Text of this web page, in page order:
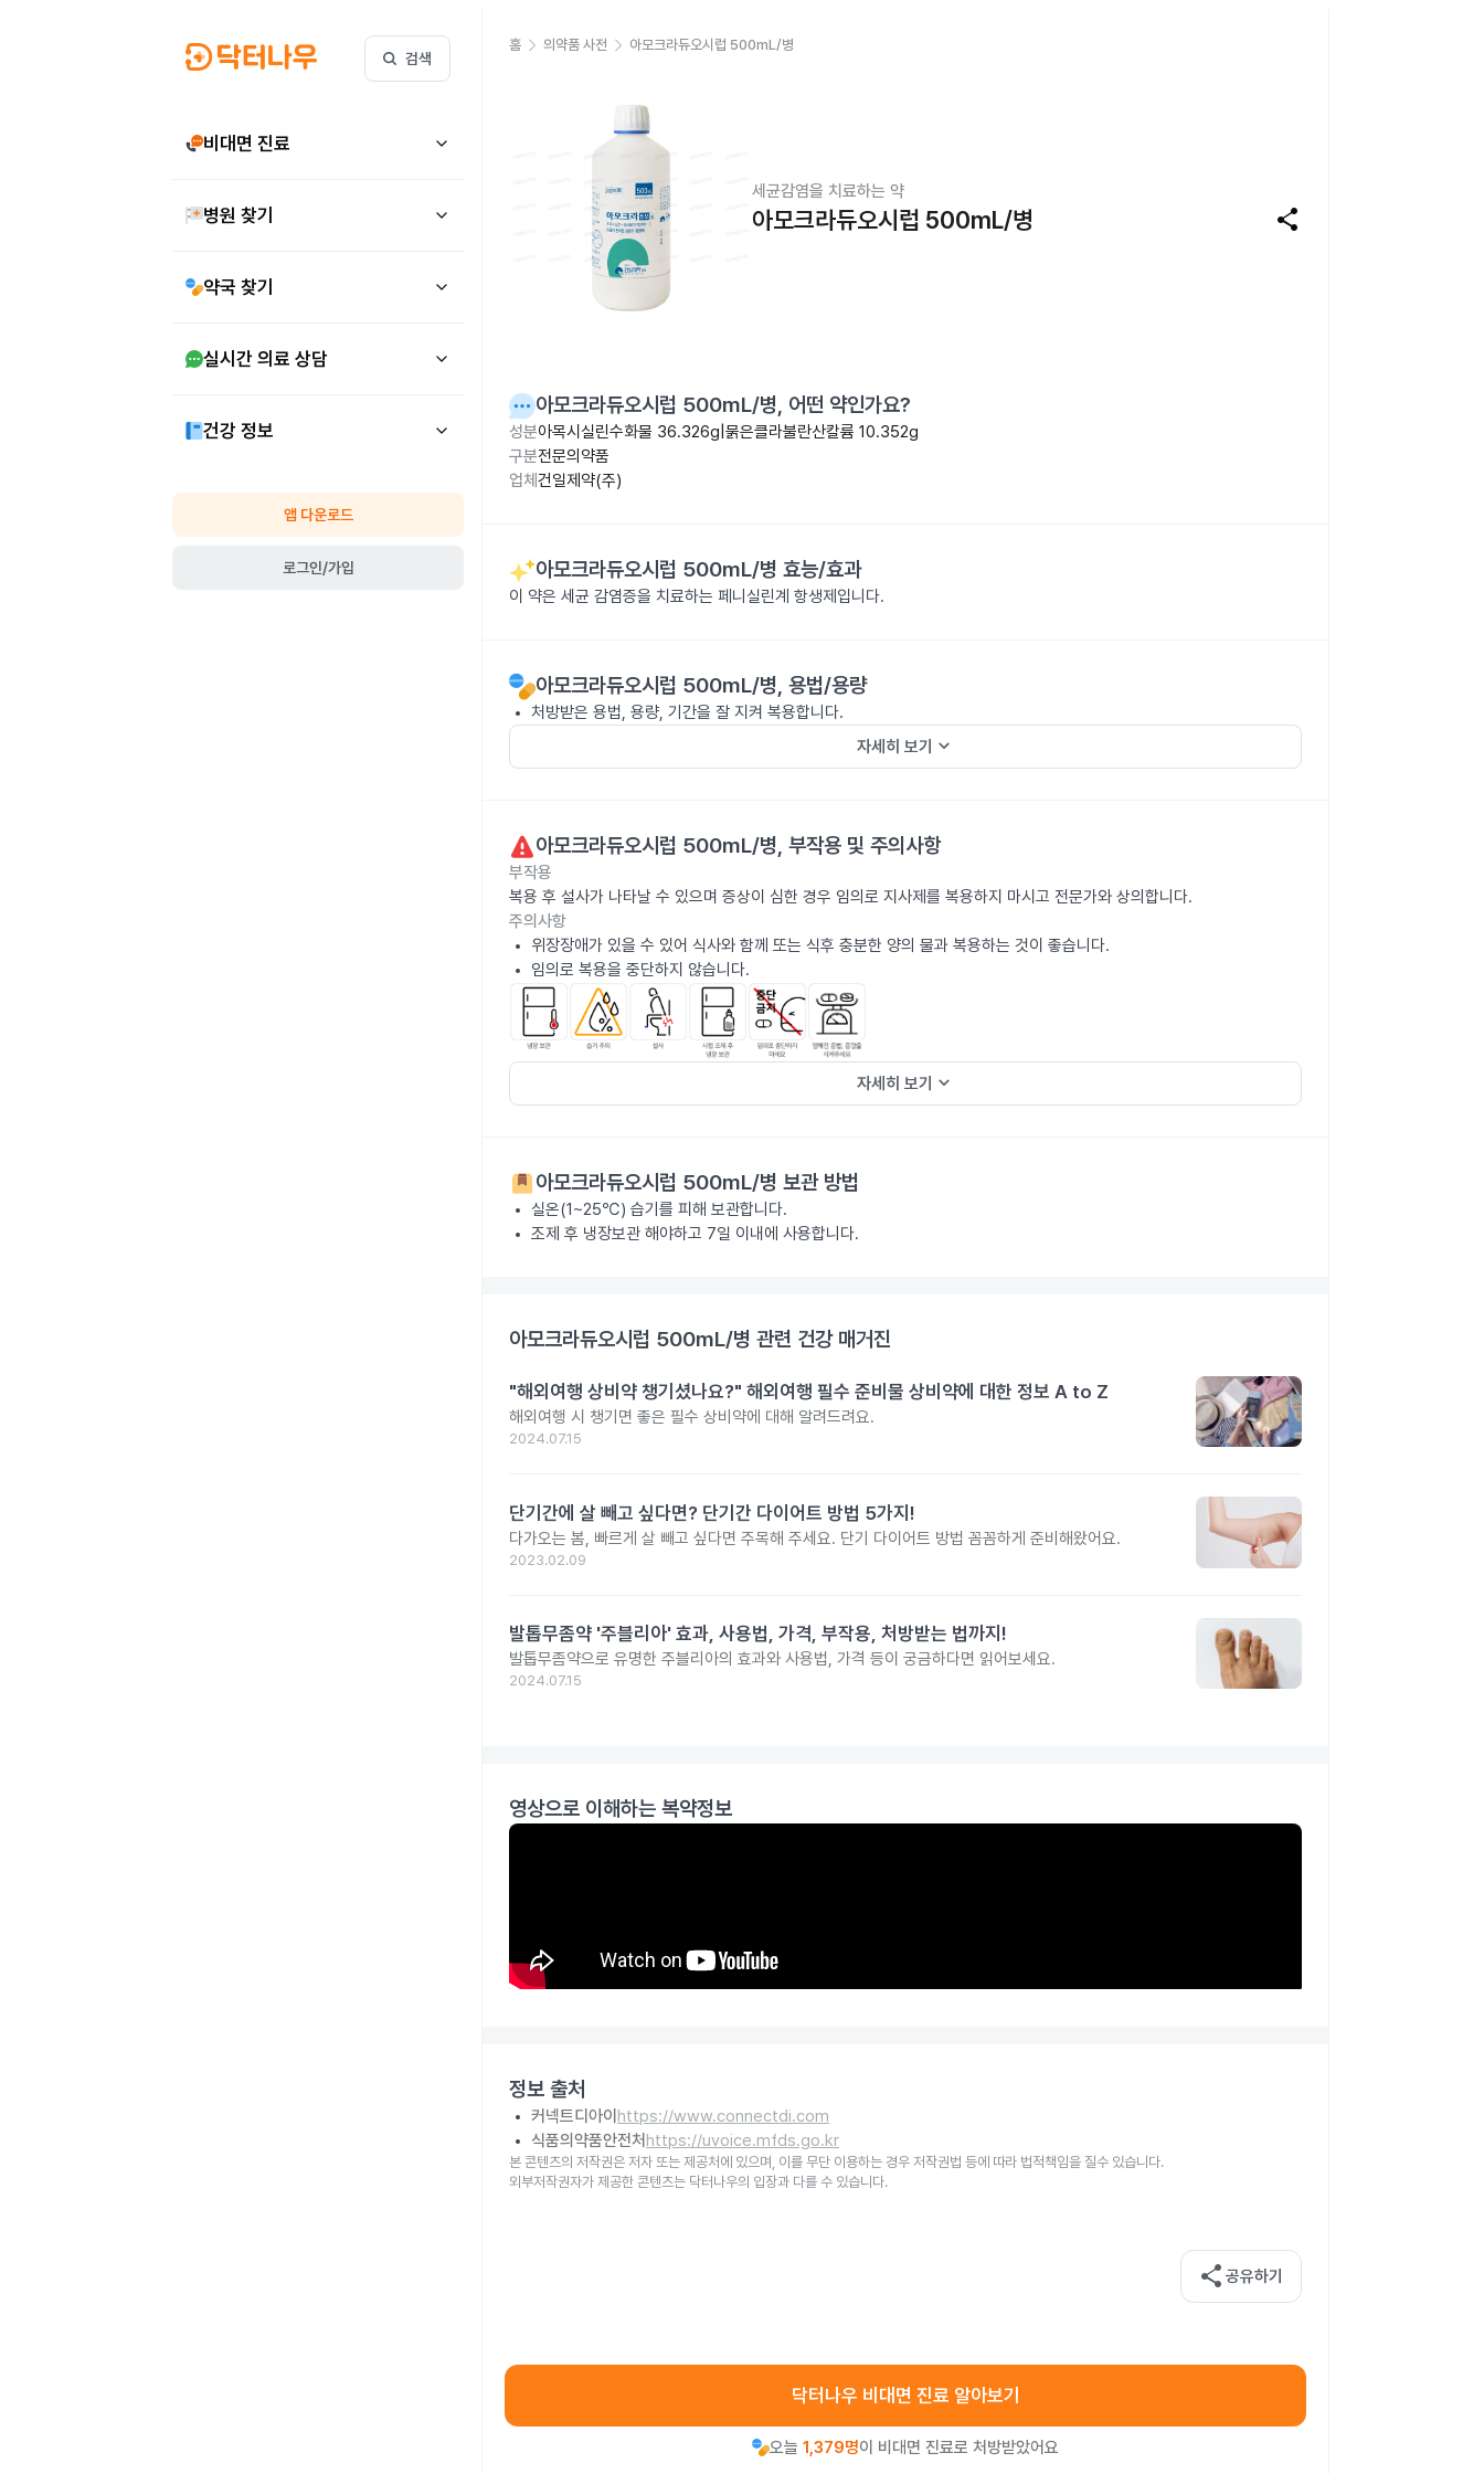
검색
비대면 진료
병원 찾기
약국 찾기
실시간 의료 상담
건강 정보
앱 다운로드
로그인/가입
홈 의약품 사전 아모크라듀오시럽 500mL/병
세균감염을 치료하는 약
아모크라듀오시럽 500mL/병 share
아모크라듀오시럽 500mL/병, 어떤 약인가요?
성분아목시실린수화물 36.326g|묽은클라불란산칼륨 10.352g
구분전문의약품
업체 건일제약(주)
아모크라듀오시럽 500mL/병 효능/효과
이 약은 세균 감염증을 치료하는 페니실린계 항생제입니다.
아모크라듀오시럽 500mL/병, 용법/용량
처방받은 용법, 용량, 기간을 잘 지켜 복용합니다.
자세히 보기 keyboard_arrow_down
아모크라듀오시럽 500mL/병, 부작용 및 주의사항
부작용
복용 후 설사가 나타날 수 있으며 증상이 심한 경우 임의로 지사제를 복용하지 마시고 전문가와 상의합니다.
주의사항
위장장애가 있을 수 있어 식사와 함께 또는 식후 충분한 양의 물과 복용하는 것이 좋습니다.
임의로 복용을 중단하지 않습니다.
자세히 보기 keyboard_arrow_down
아모크라듀오시럽 500mL/병 보관 방법
실온(1~25℃) 습기를 피해 보관합니다.
조제 후 냉장보관 해야하고 7일 이내에 사용합니다.
아모크라듀오시럽 500mL/병 관련 건강 매거진
"해외여행 상비약 챙기셨나요?" 해외여행 필수 준비물 상비약에 대한 정보 A to Z
해외여행 시 챙기면 좋은 필수 상비약에 대해 알려드려요.
2024.07.15
단기간에 살 빼고 싶다면? 단기간 다이어트 방법 5가지!
다가오는 봄, 빠르게 살 빼고 싶다면 주목해 주세요. 단기 다이어트 방법 꼼꼼하게 준비해왔어요.
2023.02.09
발톱무좀약 '주블리아' 효과, 사용법, 가격, 부작용, 처방받는 법까지!
발톱무좀약으로 유명한 주블리아의 효과와 사용법, 가격 등이 궁금하다면 읽어보세요.
2024.07.15
영상으로 이해하는 복약정보
정보 출처
커넥트디아이 https://www.connectdi.com
식품의약품안전처 https://uvoice.mfds.go.kr
본 콘텐츠의 저작권은 저자 또는 제공처에 있으며, 이를 무단 이용하는 경우 저작권법 등에 따라 법적책임을 질수 있습니다.
외부저작권자가 제공한 콘텐츠는 닥터나우의 입장과 다를 수 있습니다.
share 공유하기
닥터나우 비대면 진료 알아보기
오늘 1,379명이 비대면 진료로 처방받았어요